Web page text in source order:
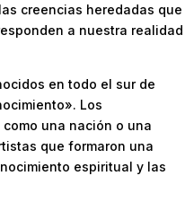
creencias heredadas que
a nuestra realidad
en todo el sur de
Los
una nación o una
que formaron una
espiritual y las